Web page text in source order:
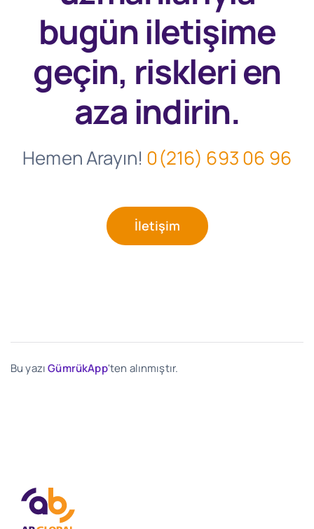
bugüniletişime
geçin, riskleri en
aza indirin.
Hemen Arayın! 0(216) 693 06 96
İletişim
Bu yazıGümrükApp'ten alınmıştır.